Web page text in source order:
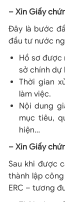
– Xin Giấy
Đây là bước
đầu tư nước
Hồ sơ được
sở chính dự
Thời gian
làm việc.
Nội dung
mục tiêu,
hiện…
– Xin Giấy
Sau khi được
thành lập
ERC – tương